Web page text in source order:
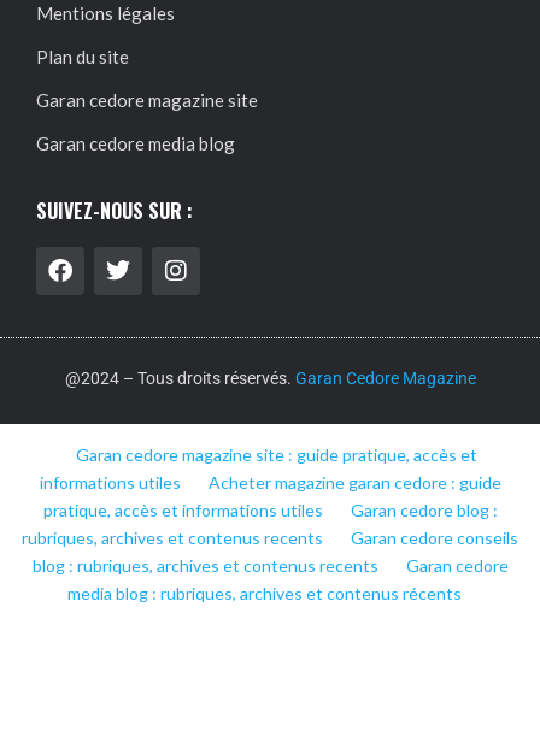
Mentions légales
Plan du site
Garan cedore magazine site
Garan cedore media blog
SUIVEZ-NOUS SUR :
@2024 – Tous droits réservés. Garan Cedore Magazine
Garan cedore magazine site : guide pratique, accès et
informations utiles
Acheter magazine garan cedore : guide
pratique, accès et informations utiles
Garan cedore blog :
rubriques, archives et contenus recents
Garan cedore conseils
blog : rubriques, archives et contenus recents
Garan cedore
media blog : rubriques, archives et contenus récents